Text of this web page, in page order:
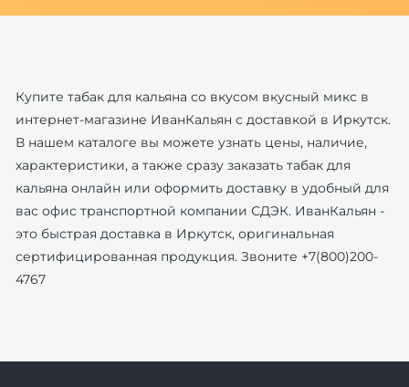
Купите табак для кальяна со вкусом вкусный микс в
интернет-магазине ИванКальян с доставкой в Иркутск.
В нашем каталоге вы можете узнать цены, наличие,
характеристики, а также сразу заказать табак для
кальяна онлайн или оформить доставку в удобный для
вас офис транспортной компании СДЭК. ИванКальян -
это быстрая доставка в Иркутск, оригинальная
сертифицированная продукция. Звоните +7(800)200-
4767